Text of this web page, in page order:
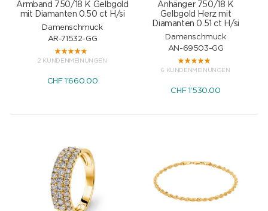
Armband 750/18 K Gelbgold
mit Diamanten 0.50 ct H/si
Damenschmuck
AR-71532-GG
2 KUNDENMEINUNGEN
CHF 1'660.00
Anhänger 750/18 K
Gelbgold Herz mit
Diamanten 0.51 ct H/si
Damenschmuck
AN-69503-GG
6 KUNDENMEINUNGEN
CHF 1'530.00